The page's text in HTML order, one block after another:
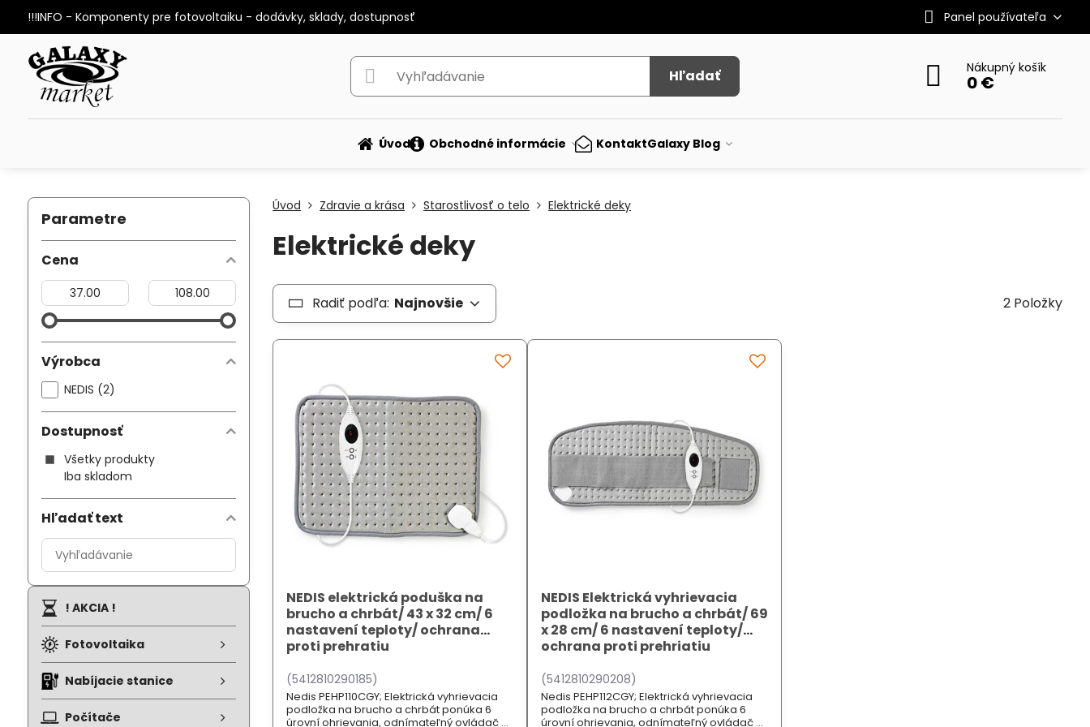
!!!INFO - Komponenty pre fotovoltaiku - dodávky, sklady, dostupnosť Panel používateľa
Hľadať Nákupný košík
0 €
Úvod Obchodné informácie KontaktGalaxy Blog
Úvod Zdravie a krása Starostlivosť o telo Elektrické deky
Elektrické deky
Radiť podľa: Najnovšie 2 Položky
NEDIS elektrická poduška na
brucho a chrbát/ 43 x 32 cm/ 6
nastavení teploty/ ochrana
proti prehratiu
(5412810290185)
Nedis PEHP110CGY; Elektrická vyhrievacia
podložka na brucho a chrbát ponúka 6
úrovní ohrievania, odnímateľný ovládač a
NEDIS Elektrická vyhrievacia
podložka na brucho a chrbát/ 69
x 28 cm/ 6 nastavení teploty/
ochrana proti prehriatiu
(5412810290208)
Nedis PEHP112CGY; Elektrická vyhrievacia
podložka na brucho a chrbát ponúka 6
úrovní ohrievania, odnímateľný ovládač a
Parametre
Cena
Od:
Do:
Výrobca
NEDIS (2)
Dostupnosť
Všetky produkty
Iba skladom
Hľadať text
Prehľadať
výsledky
filtra
fulltextom
! AKCIA !
Fotovoltaika
Nabíjacie stanice
Počítače